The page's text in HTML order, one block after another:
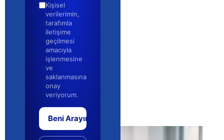
Kişisel
verilerimin,
tarafımla
iletişime
geçilmesi
amacıyla
işlenmesine
ve
saklanmasına
onay
veriyorum.
Beni Arayın